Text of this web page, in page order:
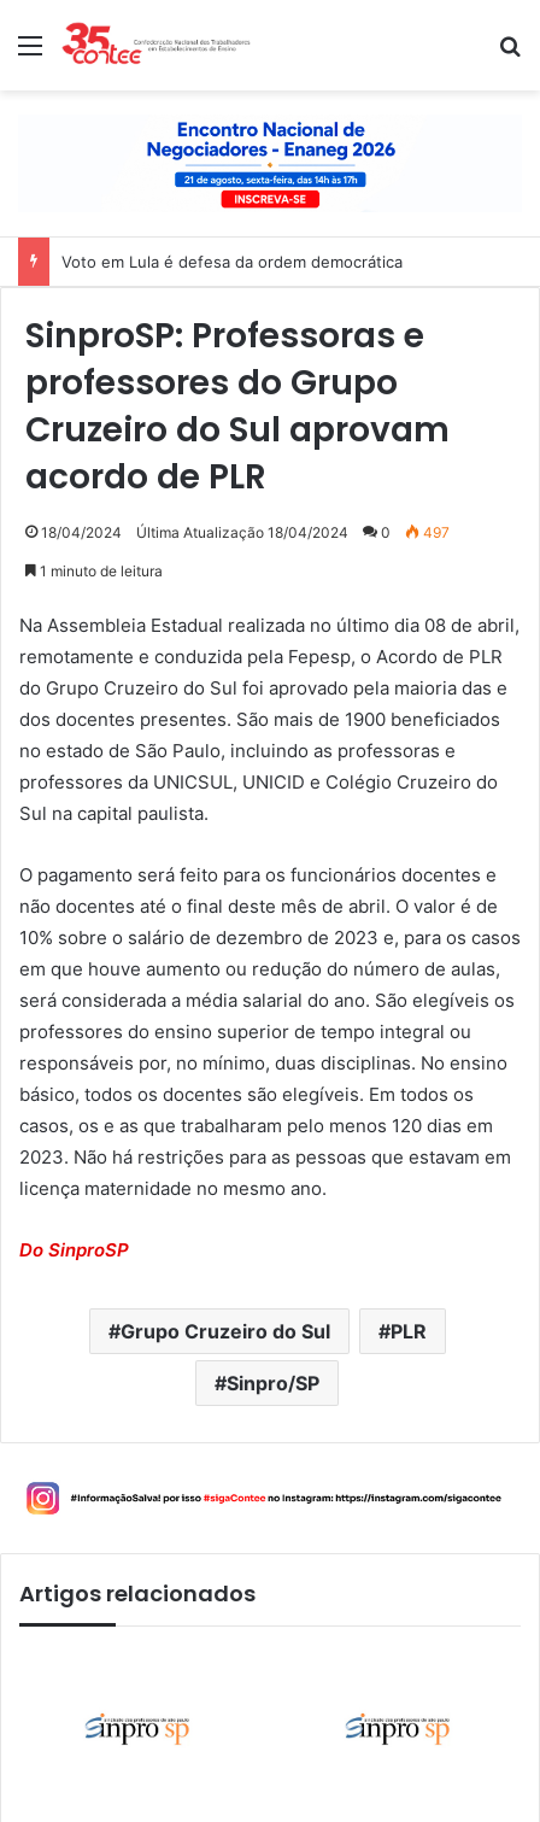
Menu
Voto em Lula é defesa da ordem democrática
SinproSP: Professoras e
professores do Grupo
Cruzeiro do Sul aprovam
acordo de PLR
18/04/2024 Última Atualização 18/04/2024 0 497
1 minuto de leitura
Na Assembleia Estadual realizada no último dia 08 de abril,
remotamente e conduzida pela Fepesp, o Acordo de PLR
do Grupo Cruzeiro do Sul foi aprovado pela maioria das e
dos docentes presentes. São mais de 1900 beneficiados
no estado de São Paulo, incluindo as professoras e
professores da UNICSUL, UNICID e Colégio Cruzeiro do
Sul na capital paulista.
O pagamento será feito para os funcionários docentes e
não docentes até o final deste mês de abril. O valor é de
10% sobre o salário de dezembro de 2023 e, para os casos
em que houve aumento ou redução do número de aulas,
será considerada a média salarial do ano. São elegíveis os
professores do ensino superior de tempo integral ou
responsáveis por, no mínimo, duas disciplinas. No ensino
básico, todos os docentes são elegíveis. Em todos os
casos, os e as que trabalharam pelo menos 120 dias em
2023. Não há restrições para as pessoas que estavam em
licença maternidade no mesmo ano.
Do SinproSP
Grupo Cruzeiro do Sul PLR
Sinpro/SP
Artigos relacionados